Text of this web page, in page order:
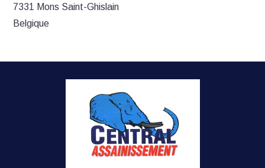
7331 Mons Saint-Ghislain
Belgique